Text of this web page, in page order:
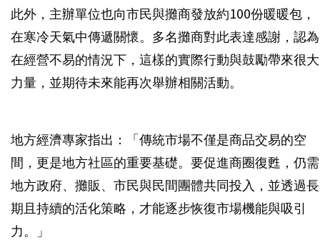
此外，主辦單位也向市民與攤商發放約100份暖暖包，
在寒冷天氣中傳遞關懷。多名攤商對此表達感謝，認為
在經營不易的情況下，這樣的實際行動與鼓勵帶來很大
力量，並期待未來能再次舉辦相關活動。
地方經濟專家指出：「傳統市場不僅是商品交易的空
間，更是地方社區的重要基礎。要促進商圈復甦，仍需
地方政府、攤販、市民與民間團體共同投入，並透過長
期且持續的活化策略，才能逐步恢復市場機能與吸引
力。」